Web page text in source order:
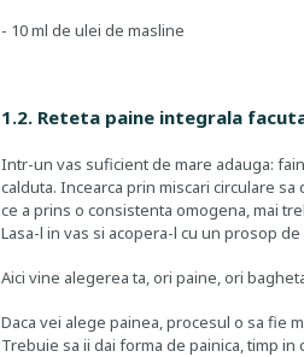
- 10 ml de ulei de masline
1.2. Reteta paine integrala
Intr-un vas suficient de mare adauga:
calduta. Incearca prin miscari circulare
ce a prins o consistenta omogena, mai
Lasa-l in vas si acopera-l cu un prosop
Aici vine alegerea ta, ori paine, ori
Daca vei alege painea, procesul o sa fie
Trebuie sa ii dai forma de painica, timp